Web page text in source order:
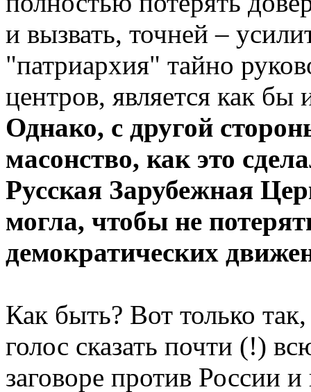
и вызвать, точней –
"патриархия" тайно
центров, является как
Однако, с другой
масонство, как это
Русская Зарубежная
могла, чтобы не
демократических
Как быть? Вот только
голос сказать почти (!)
заговоре против России